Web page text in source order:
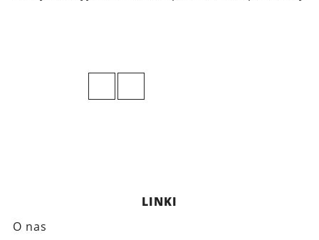
LINKI
O nas